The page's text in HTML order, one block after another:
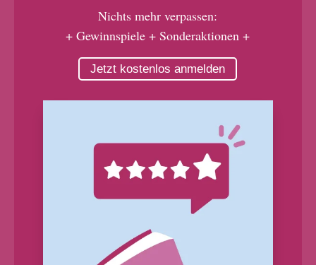
Nichts mehr verpassen:
+ Gewinnspiele + Sonderaktionen +
Jetzt kostenlos anmelden